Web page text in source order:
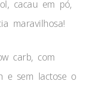
cacau em pó,
maravilhosa!
carb, com
e sem lactose o